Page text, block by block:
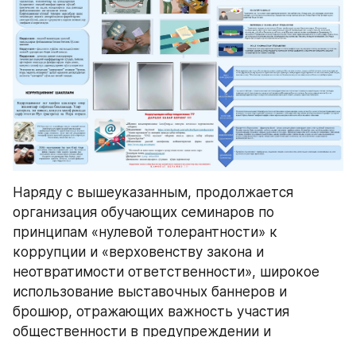
Наряду с вышеуказанным, продолжается
организация обучающих семинаров по
принципам «нулевой толерантности» к
коррупции и «верховенству закона и
неотвратимости ответственности», широкое
использование выставочных баннеров и
брошюр, отражающих важность участия
общественности в предупреждении и